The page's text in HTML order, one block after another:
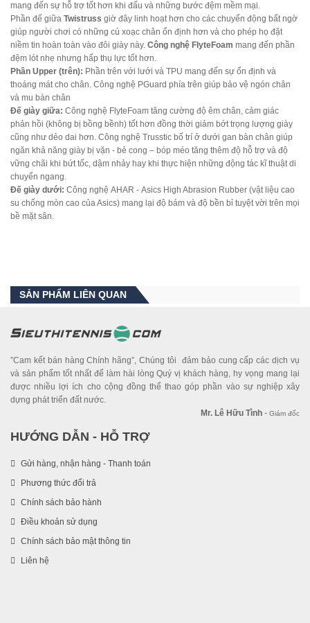
mang đến sự hỗ trợ tốt hơn khi đấu và những bước đệm mềm mại.
Phần đế giữa Twistruss giờ đây linh hoạt hơn cho các chuyển động bất ngờ
giúp người chơi có những cú xoạc chân ổn định hơn và cho phép họ đặt
niềm tin hoàn toàn vào đôi giày này. Công nghệ FlyteFoam mang đến phần
đệm lót nhẹ nhưng hấp thụ lực tốt hơn.
Phần Upper (trên): Phần trên với lưới và TPU mang đến sự ổn định và
thoáng mát cho chân. Công nghệ PGuard phía trên giúp bảo vệ ngón chân
và mu bàn chân
Đế giày giữa: Công nghệ FlyteFoam tăng cường độ êm chân, cảm giác
phản hồi (không bị bồng bềnh) tốt hơn đồng thời giảm bớt trọng lượng giày
cũng như dẻo dai hơn. Công nghệ Trusstic bố trí ở dưới gan bàn chân giúp
ngăn khả năng giày bị vặn - bẻ cong – bóp méo tăng thêm độ hỗ trợ và độ
vững chãi khi bứt tốc, dậm nhảy hay khi thực hiện những động tác kĩ thuật di
chuyển ngang.
Đế giày dưới: Công nghệ AHAR - Asics High Abrasion Rubber (vật liệu cao
su chống mòn cao của Asics) mang lại độ bám và độ bền bỉ tuyệt vời trên mọi
bề mặt sân.
SẢN PHẨM LIÊN QUAN
”Cam kết bán hàng Chính hãng”, Chúng tôi đảm bảo cung cấp các dịch vụ
và sản phẩm tốt nhất để làm hài lòng Quý vị khách hàng, hy vọng mang lại
được nhiều lợi ích cho cộng đồng thể thao góp phần vào sự nghiệp xây
dựng phát triển đất nước.
Mr. Lê Hữu Tình - Giám đốc
HƯỚNG DẪN - HỖ TRỢ
Gửi hàng, nhận hàng - Thanh toán
Phương thức đổi trả
Chính sách bảo hành
Điều khoản sử dụng
Chính sách bảo mật thông tin
Liên hệ